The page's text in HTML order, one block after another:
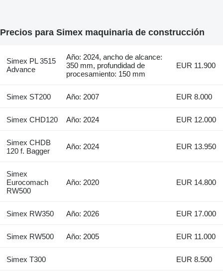
Precios para Simex maquinaria de construcción
Simex PL 3515
Advance
Año: 2024, ancho de alcance:
350 mm, profundidad de
procesamiento: 150 mm
EUR 11.900
Simex ST200 Año: 2007 EUR 8.000
Simex CHD120 Año: 2024 EUR 12.000
Simex CHDB
120 f. Bagger
Año: 2024 EUR 13.950
Simex
Eurocomach
RW500
Año: 2020 EUR 14.800
Simex RW350 Año: 2026 EUR 17.000
Simex RW500 Año: 2005 EUR 11.000
Simex T300 EUR 8.500